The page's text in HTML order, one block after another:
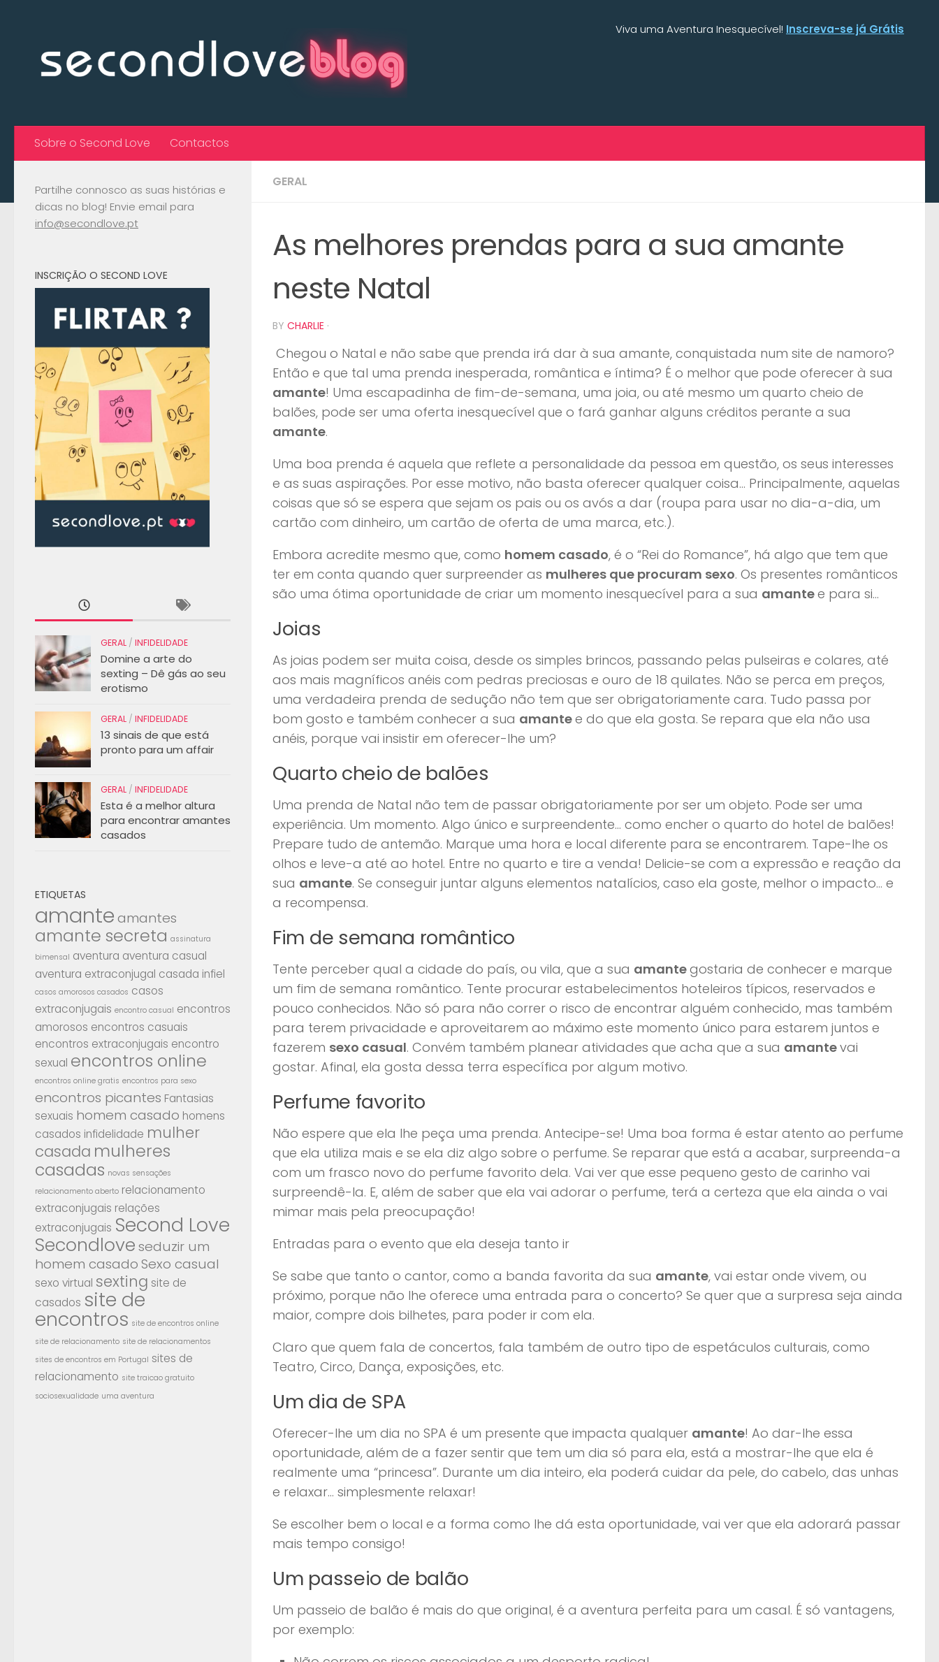
Viva uma Aventura Inesquecível! Inscreva-se já Grátis
Sobre o Second Love Contactos
GERAL
As melhores prendas para a sua amante
neste Natal
BY CHARLIE ·
Chegou o Natal e não sabe que prenda irá dar à sua amante, conquistada num site de namoro?
Então e que tal uma prenda inesperada, romântica e íntima? É o melhor que pode oferecer à sua
amante! Uma escapadinha de fim-de-semana, uma joia, ou até mesmo um quarto cheio de
balões, pode ser uma oferta inesquecível que o fará ganhar alguns créditos perante a sua
amante.
Uma boa prenda é aquela que reflete a personalidade da pessoa em questão, os seus interesses
e as suas aspirações. Por esse motivo, não basta oferecer qualquer coisa… Principalmente, aquelas
coisas que só se espera que sejam os pais ou os avós a dar (roupa para usar no dia-a-dia, um
cartão com dinheiro, um cartão de oferta de uma marca, etc.).
Embora acredite mesmo que, como homem casado, é o “Rei do Romance”, há algo que tem que
ter em conta quando quer surpreender as mulheres que procuram sexo. Os presentes românticos
são uma ótima oportunidade de criar um momento inesquecível para a sua amantee para si…
Joias
As joias podem ser muita coisa, desde os simples brincos, passando pelas pulseiras e colares, até
aos mais magníficos anéis com pedras preciosas e ouro de 18 quilates. Não se perca em preços,
uma verdadeira prenda de sedução não tem que ser obrigatoriamente cara. Tudo passa por
bom gosto e também conhecer a sua amantee do que ela gosta. Se repara que ela não usa
anéis, porque vai insistir em oferecer-lhe um?
Quarto cheio de balões
Uma prenda de Natal não tem de passar obrigatoriamente por ser um objeto. Pode ser uma
experiência. Um momento. Algo único e surpreendente… como encher o quarto do hotel de balões!
Prepare tudo de antemão. Marque uma hora e local diferente para se encontrarem. Tape-lhe os
olhos e leve-a até ao hotel. Entre no quarto e tire a venda! Delicie-se com a expressão e reação da
sua amante. Se conseguir juntar alguns elementos natalícios, caso ela goste, melhor o impacto… e
a recompensa.
Fim de semana romântico
Tente perceber qual a cidade do país, ou vila, que a sua amantegostaria de conhecer e marque
um fim de semana romântico. Tente procurar estabelecimentos hoteleiros típicos, reservados e
pouco conhecidos. Não só para não correr o risco de encontrar alguém conhecido, mas também
para terem privacidade e aproveitarem ao máximo este momento único para estarem juntos e
fazerem sexo casual. Convém também planear atividades que acha que a sua amantevai
gostar. Afinal, ela gosta dessa terra específica por algum motivo.
Perfume favorito
Não espere que ela lhe peça uma prenda. Antecipe-se! Uma boa forma é estar atento ao perfume
que ela utiliza mais e se ela diz algo sobre o perfume. Se reparar que está a acabar, surpreenda-a
com um frasco novo do perfume favorito dela. Vai ver que esse pequeno gesto de carinho vai
surpreendê-la. E, além de saber que ela vai adorar o perfume, terá a certeza que ela ainda o vai
mimar mais pela preocupação!
Entradas para o evento que ela deseja tanto ir
Se sabe que tanto o cantor, como a banda favorita da sua amante, vai estar onde vivem, ou
próximo, porque não lhe oferece uma entrada para o concerto? Se quer que a surpresa seja ainda
maior, compre dois bilhetes, para poder ir com ela.
Claro que quem fala de concertos, fala também de outro tipo de espetáculos culturais, como
Teatro, Circo, Dança, exposições, etc.
Um dia de SPA
Oferecer-lhe um dia no SPA é um presente que impacta qualquer amante! Ao dar-lhe essa
oportunidade, além de a fazer sentir que tem um dia só para ela, está a mostrar-lhe que ela é
realmente uma “princesa”. Durante um dia inteiro, ela poderá cuidar da pele, do cabelo, das unhas
e relaxar… simplesmente relaxar!
Se escolher bem o local e a forma como lhe dá esta oportunidade, vai ver que ela adorará passar
mais tempo consigo!
Um passeio de balão
Um passeio de balão é mais do que original, é a aventura perfeita para um casal. É só vantagens,
por exemplo:
Partilhe connosco as suas histórias e
dicas no blog! Envie email para
info@secondlove.pt
INSCRIÇÃO O SECOND LOVE
GERAL / INFIDELIDADE
Domine a arte do
sexting – Dê gás ao seu
erotismo
GERAL / INFIDELIDADE
13 sinais de que está
pronto para um affair
GERAL / INFIDELIDADE
Esta é a melhor altura
para encontrar amantes
casados
ETIQUETAS
amanteamantes
amante secreta assinatura
bimensal aventura aventura casual
aventura extraconjugal casada infiel
casos amorosos casados casos
extraconjugais encontro casual encontros
amorosos encontros casuais
encontros extraconjugais encontro
sexual encontros online
encontros online gratis encontros para sexo
encontros picantes Fantasias
sexuais homem casado homens
casados infidelidade mulher
casada mulheres
casadas novas sensações
relacionamento aberto relacionamento
extraconjugais relações
extraconjugais Second Love
Secondloveseduzir um
homem casadoSexo casual
sexo virtual sexting site de
casados site de
encontros site de encontros online
site de relacionamento site de relacionamentos
sites de encontros em Portugal sites de
relacionamento site traicao gratuito
sociosexualidade uma aventura